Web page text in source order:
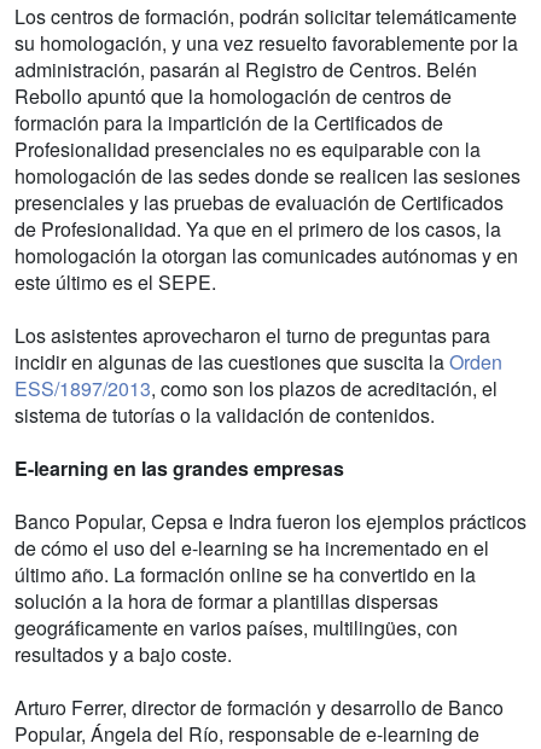
Los centros de formación, podrán solicitar telemáticamente
su homologación, y una vez resuelto favorablemente por la
administración, pasarán al Registro de Centros. Belén
Rebollo apuntó que la homologación de centros de
formación para la impartición de la Certificados de
Profesionalidad presenciales no es equiparable con la
homologación de las sedes donde se realicen las sesiones
presenciales y las pruebas de evaluación de Certificados
de Profesionalidad. Ya que en el primero de los casos, la
homologación la otorgan las comunicades autónomas y en
este último es el SEPE.
Los asistentes aprovecharon el turno de preguntas para
incidir en algunas de las cuestiones que suscita laOrden
ESS/1897/2013, como son los plazos de acreditación, el
sistema de tutorías o la validación de contenidos.
E-learning en las grandes empresas
Banco Popular, Cepsa e Indra fueron los ejemplos prácticos
de cómo el uso del e-learning se ha incrementado en el
último año. La formación online se ha convertido en la
solución a la hora de formar a plantillas dispersas
geográficamente en varios países, multilingües, con
resultados y a bajo coste.
Arturo Ferrer, director de formación y desarrollo de Banco
Popular, Ángela del Río, responsable de e-learning de